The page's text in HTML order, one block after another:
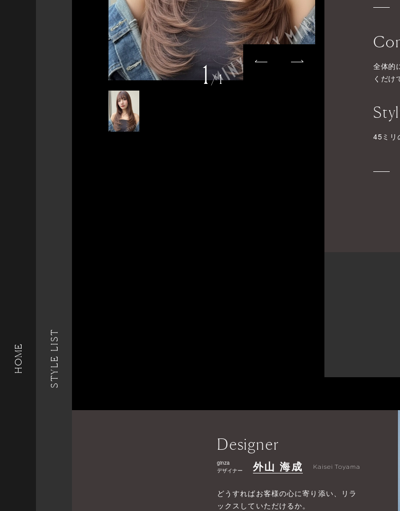
HOME STYLE LIST
1/1
全体的
くだけ
45ミリ
Designer
ginza
デザイナー
外山 海成 Kaisei Toyama
どうすればお客様の心に寄り添い、リラ
ックスしていただけるか。